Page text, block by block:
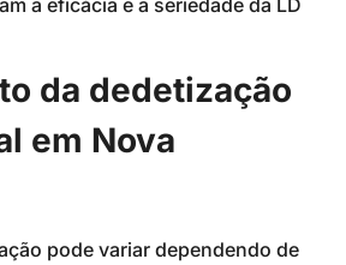
da dedetização
em Nova
pode variar dependendo de